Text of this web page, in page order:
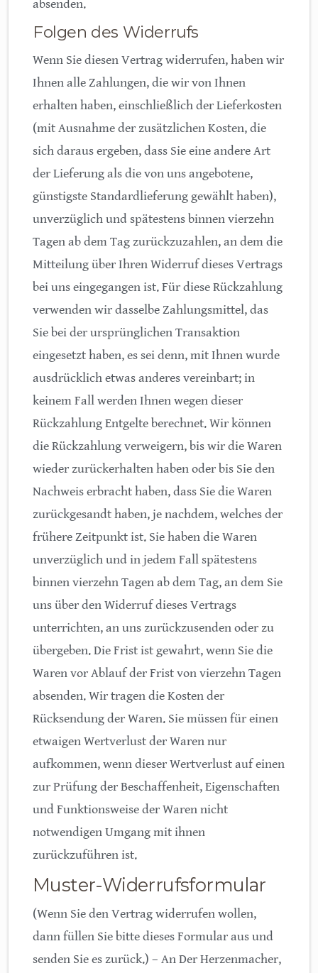
absenden.
Folgen des Widerrufs
Wenn Sie diesen Vertrag widerrufen, haben wir
Ihnen alle Zahlungen, die wir von Ihnen
erhalten haben, einschließlich der Lieferkosten
(mit Ausnahme der zusätzlichen Kosten, die
sich daraus ergeben, dass Sie eine andere Art
der Lieferung als die von uns angebotene,
günstigste Standardlieferung gewählt haben),
unverzüglich und spätestens binnen vierzehn
Tagen ab dem Tag zurückzuzahlen, an dem die
Mitteilung über Ihren Widerruf dieses Vertrags
bei uns eingegangen ist. Für diese Rückzahlung
verwenden wir dasselbe Zahlungsmittel, das
Sie bei der ursprünglichen Transaktion
eingesetzt haben, es sei denn, mit Ihnen wurde
ausdrücklich etwas anderes vereinbart; in
keinem Fall werden Ihnen wegen dieser
Rückzahlung Entgelte berechnet. Wir können
die Rückzahlung verweigern, bis wir die Waren
wieder zurückerhalten haben oder bis Sie den
Nachweis erbracht haben, dass Sie die Waren
zurückgesandt haben, je nachdem, welches der
frühere Zeitpunkt ist. Sie haben die Waren
unverzüglich und in jedem Fall spätestens
binnen vierzehn Tagen ab dem Tag, an dem Sie
uns über den Widerruf dieses Vertrags
unterrichten, an uns zurückzusenden oder zu
übergeben. Die Frist ist gewahrt, wenn Sie die
Waren vor Ablauf der Frist von vierzehn Tagen
absenden. Wir tragen die Kosten der
Rücksendung der Waren. Sie müssen für einen
etwaigen Wertverlust der Waren nur
aufkommen, wenn dieser Wertverlust auf einen
zur Prüfung der Beschaffenheit, Eigenschaften
und Funktionsweise der Waren nicht
notwendigen Umgang mit ihnen
zurückzuführen ist.
Muster-Widerrufsformular
(Wenn Sie den Vertrag widerrufen wollen,
dann füllen Sie bitte dieses Formular aus und
senden Sie es zurück.) – An Der Herzenmacher,